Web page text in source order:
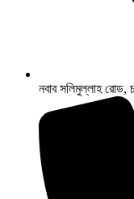
নবাব সলিমুল্লাহ রোড,